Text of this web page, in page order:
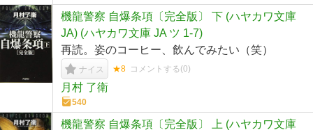
機龍警察 自爆条項〔完全版〕 下 (ハヤカワ文庫
JA) (ハヤカワ文庫 JA ツ 1-7)
再読。姿のコーヒー、飲んでみたい（笑）
ナイス ★8 コメントする(0)
月村 了衛
540
機龍警察 自爆条項〔完全版〕 上 (ハヤカワ文庫